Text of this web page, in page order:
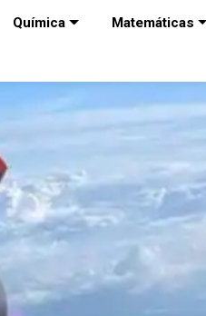
Química Matemáticas